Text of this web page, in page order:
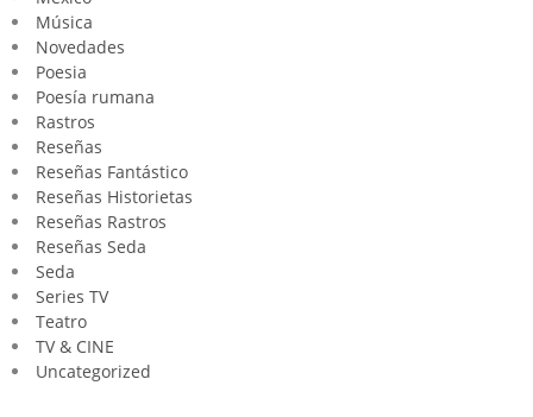
Música
Novedades
Poesia
Poesía rumana
Rastros
Reseñas
Reseñas Fantástico
Reseñas Historietas
Reseñas Rastros
Reseñas Seda
Seda
Series TV
Teatro
TV & CINE
Uncategorized